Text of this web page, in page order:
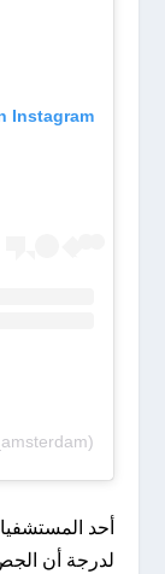
Instagram
أحد
لدرجة أن